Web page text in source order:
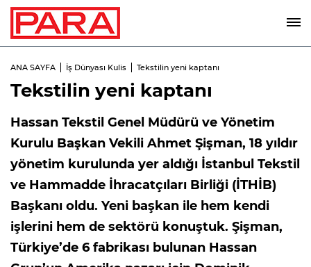
ANA SAYFA İş Dünyası Kulis Tekstilin yeni kaptanı
Tekstilin yeni kaptanı
Hassan Tekstil Genel Müdürü ve Yönetim
Kurulu Başkan Vekili Ahmet Şişman, 18 yıldır
yönetim kurulunda yer aldığı İstanbul Tekstil
ve Hammadde İhracatçıları Birliği (İTHİB)
Başkanı oldu. Yeni başkan ile hem kendi
işlerini hem de sektörü konuştuk. Şişman,
Türkiye’de 6 fabrikası bulunan Hassan